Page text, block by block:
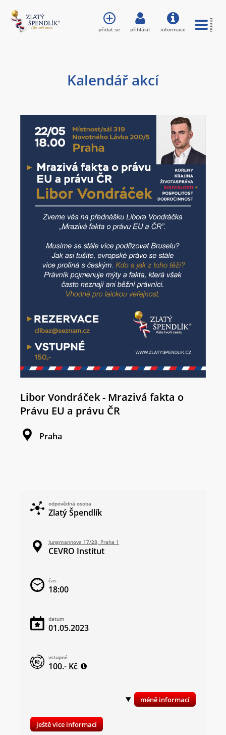
Kalendář akcí
Libor Vondráček - Mrazivá fakta o
Právu EU a právu ČR
Praha
odpovědná osoba
Zlatý Špendlík
Jungmannova 17/28, Praha 1
CEVRO Institut
čas
18:00
datum
01.05.2023
vstupné
100.- Kč
ještě vice informací
přidat se přihlásit informace